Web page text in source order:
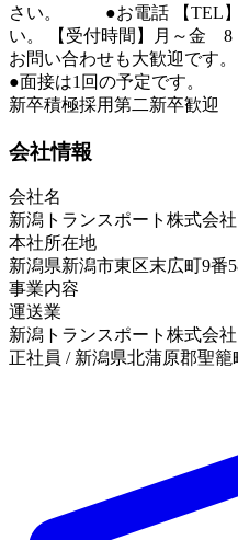
さい。 ●お電話 【TEL】
い。 【受付時間】月～金
お問い合わせも大歓迎で
●面接は1回の予定です。
新卒積極採用第二新卒歓迎
会社情報
会社名
新潟トランスポート株式会社
本社所在地
新潟県新潟市東区末広町9番
事業内容
運送業
新潟トランスポート株式会
正社員 / 新潟県北蒲原郡聖籠